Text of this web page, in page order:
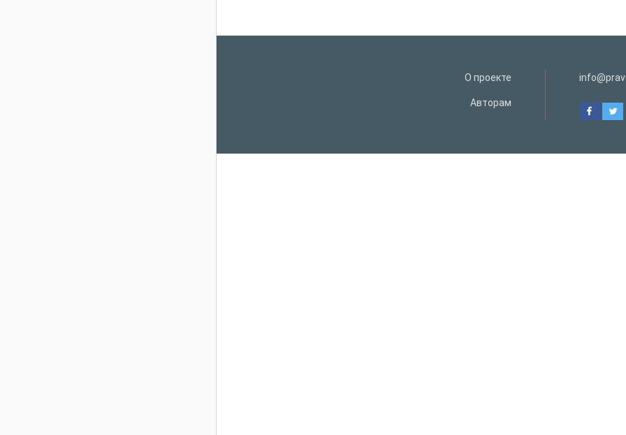
О проекте
Авторам